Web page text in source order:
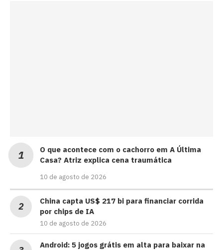
O que acontece com o cachorro em A Última
Casa? Atriz explica cena traumática
10 de agosto de 2026
China capta US$ 217 bi para financiar corrida
por chips de IA
10 de agosto de 2026
Android: 5 jogos grátis em alta para baixar na